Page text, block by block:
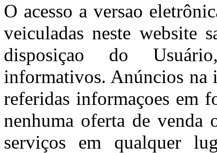
O acesso a versao
veiculadas neste website
disposiçao do
informativos. Anúncios na
referidas informaçoes em
nenhuma oferta de venda
serviços em qualquer